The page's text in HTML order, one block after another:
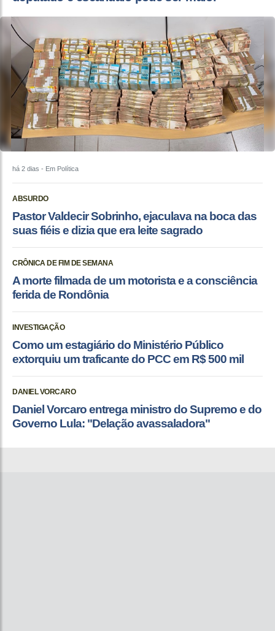
há 2 dias - Em Política
ABSURDO
Pastor Valdecir Sobrinho, ejaculava na boca das
suas fiéis e dizia que era leite sagrado
CRÔNICA DE FIM DE SEMANA
A morte filmada de um motorista e a consciência
ferida de Rondônia
INVESTIGAÇÃO
Como um estagiário do Ministério Público
extorquiu um traficante do PCC em R$ 500 mil
DANIEL VORCARO
Daniel Vorcaro entrega ministro do Supremo e do
Governo Lula: "Delação avassaladora"